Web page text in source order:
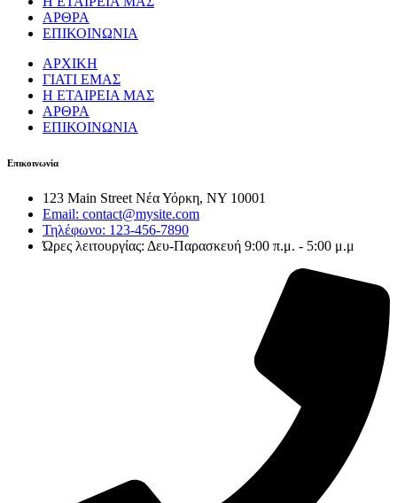
ΑΡΘΡΑ
ΕΠΙΚΟΙΝΩΝΙΑ
ΑΡΧΙΚΗ
ΓΙΑΤΙ ΕΜΑΣ
Η ΕΤΑΙΡΕΙΑ ΜΑΣ
ΑΡΘΡΑ
ΕΠΙΚΟΙΝΩΝΙΑ
Επικοινωνία
123 Main Street Νέα Υόρκη, NY 10001
Email: contact@mysite.com
Τηλέφωνο: 123-456-7890
Ώρες λειτουργίας: Δευ-Παρασκευή 9:00 π.μ. - 5:00 μ.μ